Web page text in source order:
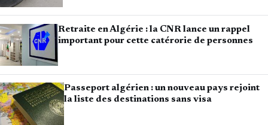
Retraite en Algérie : la CNR lance un rappel
important pour cette catérorie de personnes
Passeport algérien : un nouveau pays rejoint
la liste des destinations sans visa